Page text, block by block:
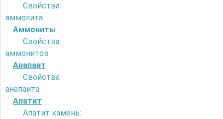
Свойства
аммолита
Аммониты
Свойства
аммонитов
Анапаит
Свойства
анапаита
Апатит
Апатит камень: